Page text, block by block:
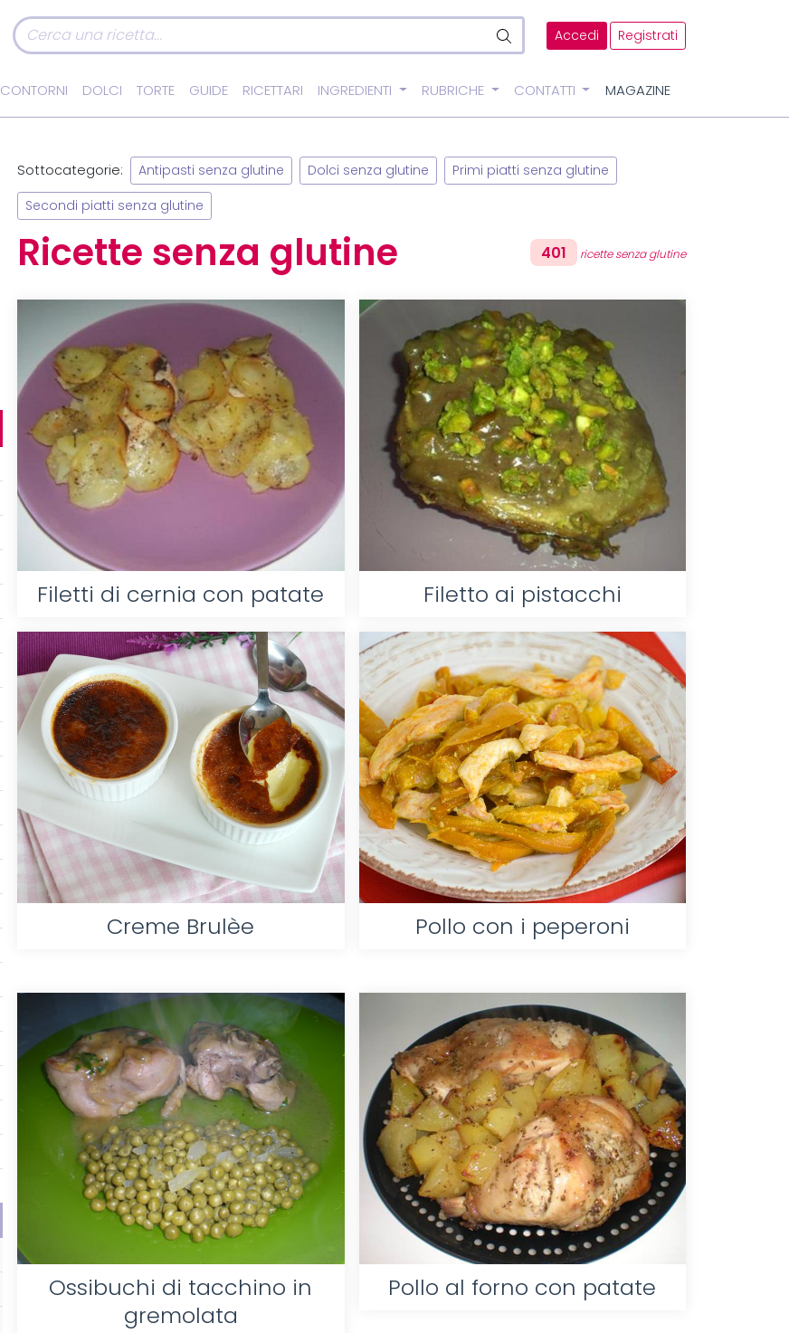
Accedi Registrati
CONTORNI DOLCI TORTE GUIDE RICETTARI INGREDIENTI RUBRICHE CONTATTI MAGAZINE
Sottocategorie: Antipasti senza glutine Dolci senza glutine Primi piatti senza glutine
Secondi piatti senza glutine
Ricette senza glutine 401 ricette senza glutine
Filetti di cernia con patate Filetto ai pistacchi
Creme Brulèe Pollo con i peperoni
Ossibuchi di tacchino in
gremolata
Pollo al forno con patate